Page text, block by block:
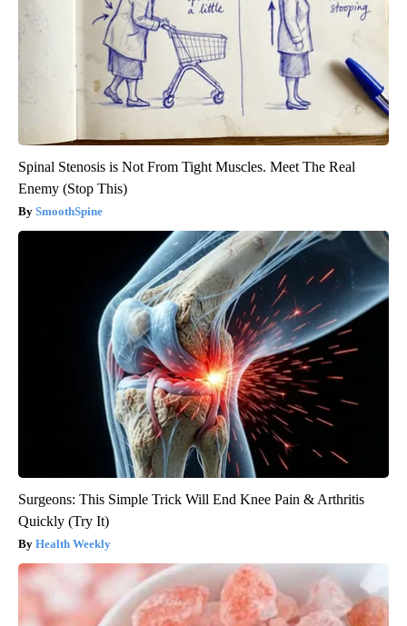
Spinal Stenosis is Not From Tight Muscles. Meet The Real
Enemy (Stop This)
SmoothSpine
Surgeons: This Simple Trick Will End Knee Pain & Arthritis
Quickly (Try It)
Health Weekly